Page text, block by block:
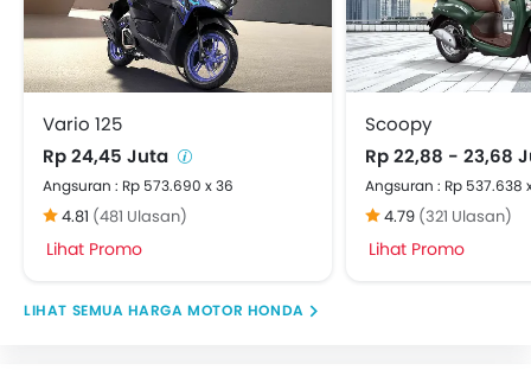
Vario 125
Rp 24,45 Juta
Angsuran : Rp 573.690 x 36
4.81 (481 Ulasan)
Lihat Promo
Scoopy
Rp 22,88 - 23,68
Angsuran : Rp 537.638
4.79 (321 Ulasan)
Lihat Promo
HARGA MOTOR HONDA